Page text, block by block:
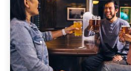
défis improvisés, idées
devient une occasion de créer
d’ajouter sa touche à l’ambiance
compétition légère et fun,
l’EVG du début à la fin et
de moments inoubliables 📸🔥